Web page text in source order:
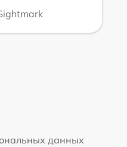
данных